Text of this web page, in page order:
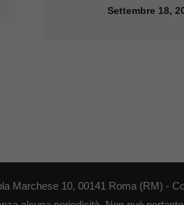
Settembre 18,
Marchese 10, 00141 Roma (RM) -